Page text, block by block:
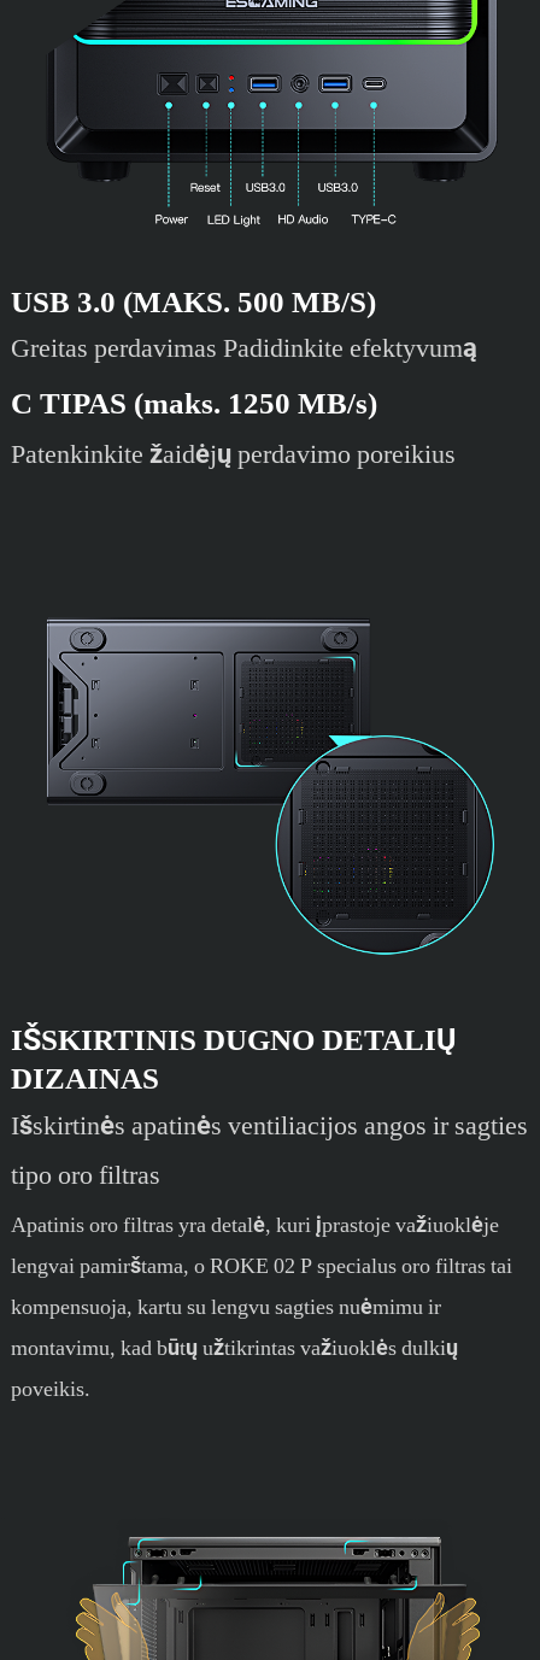
USB 3.0 (MAKS. 500 MB/S)
Greitas perdavimas Padidinkite efektyvumą
C TIPAS (maks. 1250 MB/s)
Patenkinkite žaidėjų perdavimo poreikius
IŠSKIRTINIS DUGNO DETALIŲ
DIZAINAS
Išskirtinės apatinės ventiliacijos angos ir sagties
tipo oro filtras
Apatinis oro filtras yra detalė, kuri įprastoje važiuoklėje
lengvai pamirštama, o ROKE 02 P specialus oro filtras tai
kompensuoja, kartu su lengvu sagties nuėmimu ir
montavimu, kad būtų užtikrintas važiuoklės dulkių
poveikis.